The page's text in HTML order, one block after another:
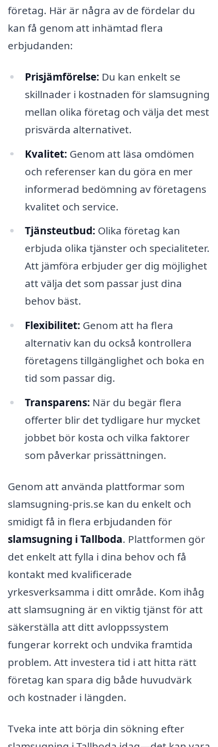
företag. Här är några av de fördelar du
kan få genom att inhämtad flera
erbjudanden:
Prisjämförelse: Du kan enkelt se
skillnader i kostnaden för slamsugning
mellan olika företag och välja det mest
prisvärda alternativet.
Kvalitet: Genom att läsa omdömen
och referenser kan du göra en mer
informerad bedömning av företagens
kvalitet och service.
Tjänsteutbud: Olika företag kan
erbjuda olika tjänster och specialiteter.
Att jämföra erbjuder ger dig möjlighet
att välja det som passar just dina
behov bäst.
Flexibilitet: Genom att ha flera
alternativ kan du också kontrollera
företagens tillgänglighet och boka en
tid som passar dig.
Transparens: När du begär flera
offerter blir det tydligare hur mycket
jobbet bör kosta och vilka faktorer
som påverkar prissättningen.
Genom att använda plattformar som
slamsugning-pris.se kan du enkelt och
smidigt få in flera erbjudanden för
slamsugning i Tallboda. Plattformen gör
det enkelt att fylla i dina behov och få
kontakt med kvalificerade
yrkesverksamma i ditt område. Kom ihåg
att slamsugning är en viktig tjänst för att
säkerställa att ditt avloppssystem
fungerar korrekt och undvika framtida
problem. Att investera tid i att hitta rätt
företag kan spara dig både huvudvärk
och kostnader i längden.
Tveka inte att börja din sökning efter